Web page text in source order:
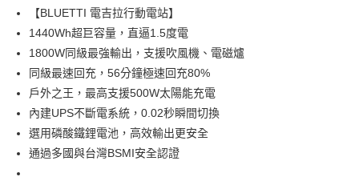
【BLUETTI 電吉拉行動電站】
1440Wh超巨容量，直逼1.5度電
1800W同級最強輸出，支援吹風機、電磁爐
同級最速回充，56分鐘極速回充80%
戶外之王，最高支援500W太陽能充電
內建UPS不斷電系統，0.02秒瞬間切換
選用磷酸鐵鋰電池，高效輸出更安全
通過多國與台灣BSMI安全認證